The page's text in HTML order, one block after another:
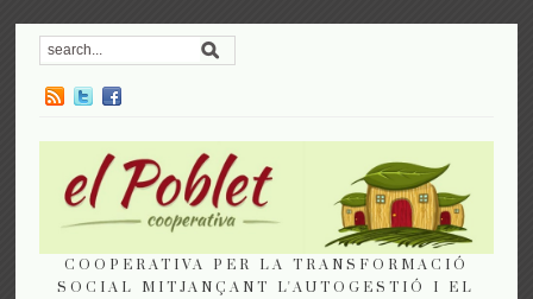
COOPERATIVA PER LA TRANSFORMACIÓ
SOCIAL MITJANÇANT L'AUTOGESTIÓ I EL